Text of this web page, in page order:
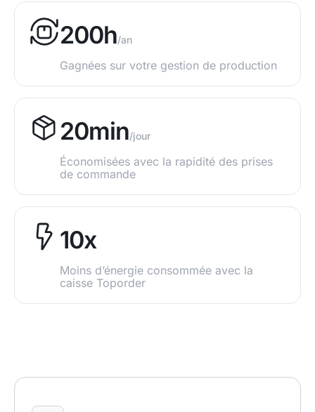
200h/an
Gagnées sur votre gestion de production
20min/jour
Économisées avec la rapidité des prises
de commande​
10x
Moins d’énergie consommée avec la
caisse Toporder